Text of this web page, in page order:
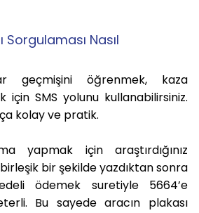
Nasıl
geçmişini öğrenmek, kaza
için SMS yolunu kullanabilirsiniz.
kolay ve pratik.
yapmak için araştırdığınız
birleşik bir şekilde yazdıktan sonra
ödemek suretiyle 5664’e
Bu sayede aracın plakası